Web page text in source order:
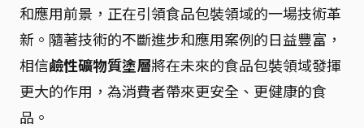
和應用前景，正在引領食品包裝領域的一場技術革
新。隨著技術的不斷進步和應用案例的日益豐富，
相信鹼性礦物質塗層將在未來的食品包裝領域發揮
更大的作用，為消費者帶來更安全、更健康的食
品。